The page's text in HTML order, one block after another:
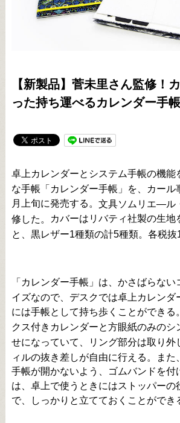
【新製品】菅未里さん監修！
った持ち運べるカレンダー手帳
卓上カレンダーとシステム手帳の機能
な手帳「カレンダー手帳」を、カール
月上旬に発売する。 文具ソムリエ―ル
修した。
カバーはリバティ社製の生地
と、黒レザー1種類の計5種類。各税抜
「カレンダー手帳」は、かさばらな
イズなので、デスクでは卓上カレンダ
には手帳として持ち歩くことができる。
クス付きカレンダーと方眼紙のみのシ
せになっていて、リング部分は取り外
ィルの抜き差しが自由に行える。また、
手帳が開かないよう、ゴムバンドを付
は、卓上で使うときにはストッパーの
で、しっかりと立てておくことができ